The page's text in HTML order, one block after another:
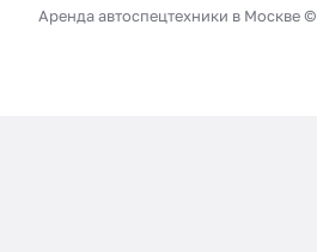
Аренда автоспецтехники в Москве ©